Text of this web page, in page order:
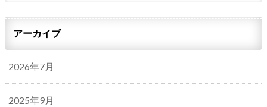
アーカイブ
2026年7月
2025年9月